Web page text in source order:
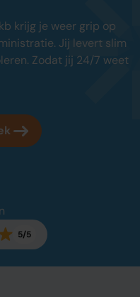
krijg je weer grip op
Jij levert slim
Zodat jij 24/7 weet
5/5